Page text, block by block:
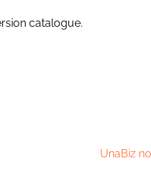
catalogue.
UnaBiz